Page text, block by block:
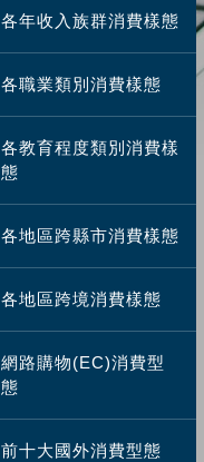
各年收入族群消費樣態
各職業類別消費樣態
各教育程度類別消費樣
態
各地區跨縣市消費樣態
各地區跨境消費樣態
網路購物(EC)消費型
態
前十大國外消費型態